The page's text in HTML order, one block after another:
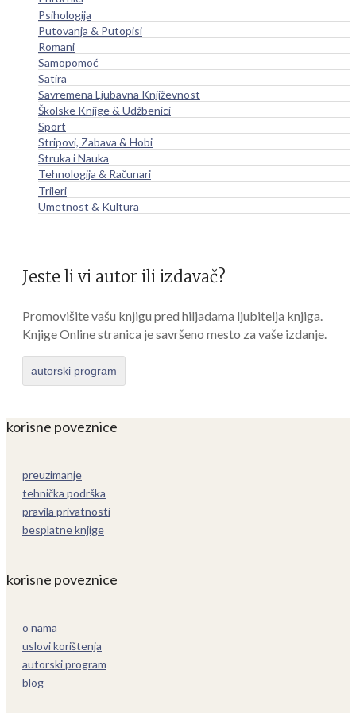
Psihologija
Putovanja & Putopisi
Romani
Samopomoć
Satira
Savremena Ljubavna Književnost
Školske Knjige & Udžbenici
Sport
Stripovi, Zabava & Hobi
Struka i Nauka
Tehnologija & Računari
Trileri
Umetnost & Kultura
Jeste li vi autor ili izdavač?
Promovišite vašu knjigu pred hiljadama ljubitelja knjiga.
Knjige Online stranica je savršeno mesto za vaše izdanje.
autorski program
korisne poveznice
preuzimanje
tehnička podrška
pravila privatnosti
besplatne knjige
korisne poveznice
o nama
uslovi korištenja
autorski program
blog